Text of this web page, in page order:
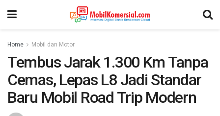
Home Mobil dan Motor
Tembus Jarak 1.300 Km Tanpa
Cemas, Lepas L8 Jadi Standar
Baru Mobil Road Trip Modern